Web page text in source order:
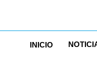
INICIO